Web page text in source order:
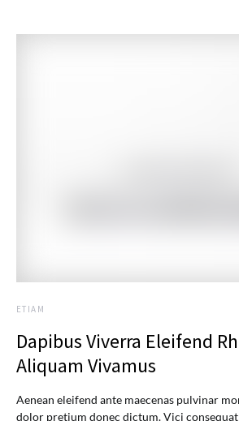
ETIAM
Dapibus Viverra Eleifend
Aliquam Vivamus
Aenean eleifend ante maecenas pulvinar
dolor pretium donec dictum. Vici